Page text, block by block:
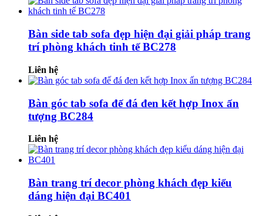
Bàn side tab sofa đẹp hiện đại giải pháp trang
trí phòng khách tinh tế BC278
Liên hệ
Bàn góc tab sofa đế đá đen kết hợp Inox ấn
tượng BC284
Liên hệ
Bàn trang trí decor phòng khách đẹp kiểu
dáng hiện đại BC401